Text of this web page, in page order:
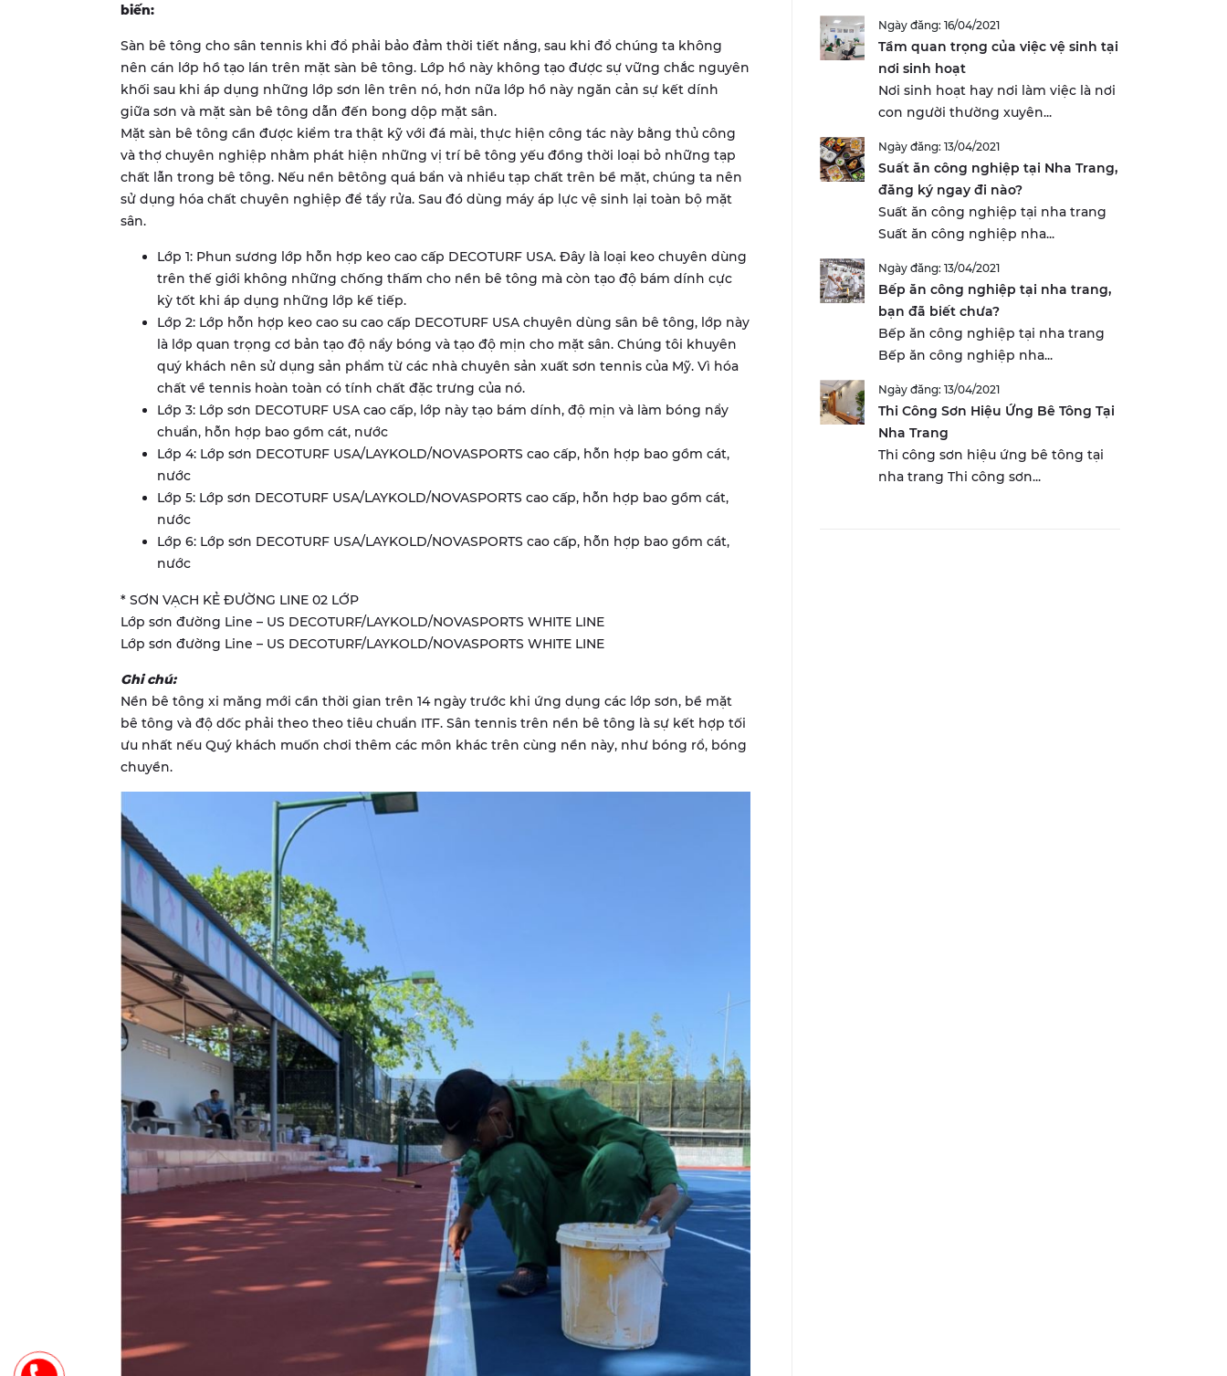
biến:
Sàn bê tông cho sân tennis khi đổ phải bảo đảm thời tiết nắng, sau khi đổ chúng ta không
nên cán lớp hồ tạo lán trên mặt sàn bê tông. Lớp hồ này không tạo được sự vững chắc nguyên
khối sau khi áp dụng những lớp sơn lên trên nó, hơn nữa lớp hồ này ngăn cản sự kết dính
giữa sơn và mặt sàn bê tông dẫn đến bong dộp mặt sân.
Mặt sàn bê tông cần được kiểm tra thật kỹ với đá mài, thực hiện công tác này bằng thủ công
và thợ chuyên nghiệp nhằm phát hiện những vị trí bê tông yếu đồng thời loại bỏ những tạp
chất lẫn trong bê tông. Nếu nền bêtông quá bẩn và nhiều tạp chất trên bề mặt, chúng ta nên
sử dụng hóa chất chuyên nghiệp để tẩy rửa. Sau đó dùng máy áp lực vệ sinh lại toàn bộ mặt
sân.
Lớp 1: Phun sương lớp hỗn hợp keo cao cấp DECOTURF USA. Đây là loại keo chuyên dùng
trên thế giới không những chống thấm cho nền bê tông mà còn tạo độ bám dính cực
kỳ tốt khi áp dụng những lớp kế tiếp.
Lớp 2: Lớp hỗn hợp keo cao su cao cấp DECOTURF USA chuyên dùng sân bê tông, lớp này
là lớp quan trọng cơ bản tạo độ nẩy bóng và tạo độ mịn cho mặt sân. Chúng tôi khuyên
quý khách nên sử dụng sản phẩm từ các nhà chuyên sản xuất sơn tennis của Mỹ. Vì hóa
chất về tennis hoàn toàn có tính chất đặc trưng của nó.
Lớp 3: Lớp sơn DECOTURF USA cao cấp, lớp này tạo bám dính, độ mịn và làm bóng nẩy
chuẩn, hỗn hợp bao gồm cát, nước
Lớp 4: Lớp sơn DECOTURF USA/LAYKOLD/NOVASPORTS cao cấp, hỗn hợp bao gồm cát,
nước
Lớp 5: Lớp sơn DECOTURF USA/LAYKOLD/NOVASPORTS cao cấp, hỗn hợp bao gồm cát,
nước
Lớp 6: Lớp sơn DECOTURF USA/LAYKOLD/NOVASPORTS cao cấp, hỗn hợp bao gồm cát,
nước
* SƠN VẠCH KẺ ĐƯỜNG LINE 02 LỚP
Lớp sơn đường Line – US DECOTURF/LAYKOLD/NOVASPORTS WHITE LINE
Lớp sơn đường Line – US DECOTURF/LAYKOLD/NOVASPORTS WHITE LINE
Ghi chú:
Nền bê tông xi măng mới cần thời gian trên 14 ngày trước khi ứng dụng các lớp sơn, bề mặt
bê tông và độ dốc phải theo theo tiêu chuẩn ITF. Sân tennis trên nền bê tông là sự kết hợp tối
ưu nhất nếu Quý khách muốn chơi thêm các môn khác trên cùng nền này, như bóng rổ, bóng
chuyền.
Ngày đăng: 16/04/2021
Tầm quan trọng của việc vệ sinh tại
nơi sinh hoạt
Nơi sinh hoạt hay nơi làm việc là nơi
con người thường xuyên...
Ngày đăng: 13/04/2021
Suất ăn công nghiệp tại Nha Trang,
đăng ký ngay đi nào?
Suất ăn công nghiệp tại nha trang
Suất ăn công nghiệp nha...
Ngày đăng: 13/04/2021
Bếp ăn công nghiệp tại nha trang,
bạn đã biết chưa?
Bếp ăn công nghiệp tại nha trang
Bếp ăn công nghiệp nha...
Ngày đăng: 13/04/2021
Thi Công Sơn Hiệu Ứng Bê Tông Tại
Nha Trang
Thi công sơn hiệu ứng bê tông tại
nha trang Thi công sơn...